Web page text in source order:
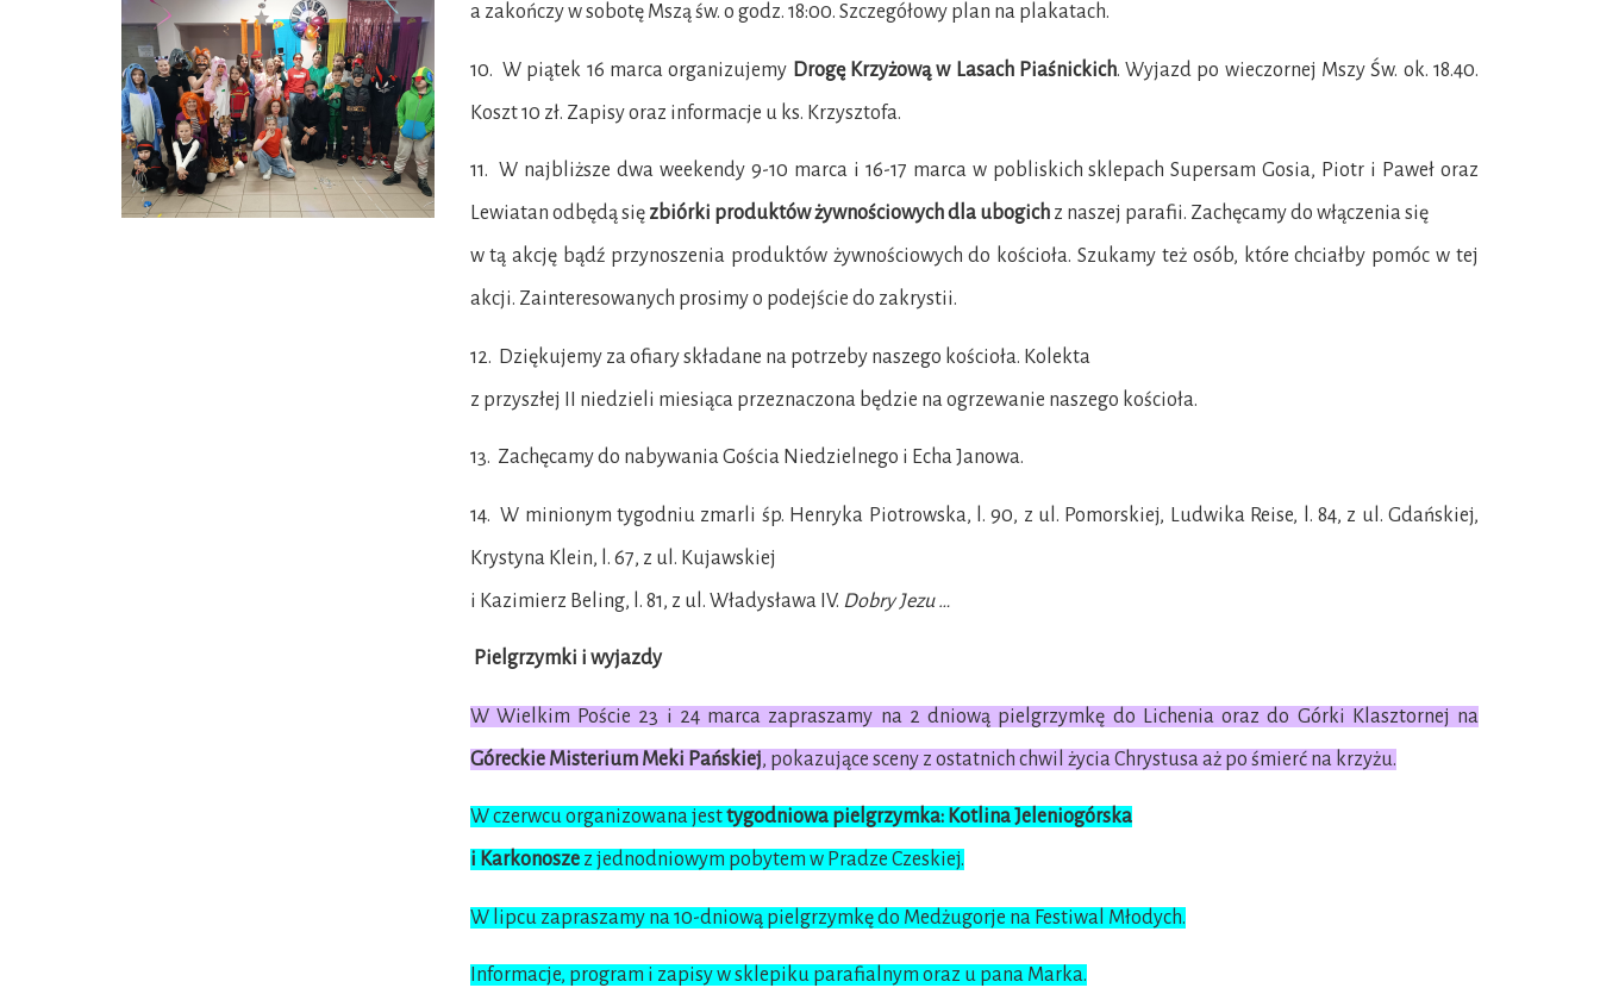
a zakończy w sobotę Mszą św. o godz. 18:00. Szczegółowy plan na plakatach.
10. W piątek 16 marca organizujemy Drogę Krzyżową w Lasach Piaśnickich. Wyjazd po wieczornej Mszy Św. ok. 18.40.
Koszt 10 zł. Zapisy oraz informacje u ks. Krzysztofa.
11. W najbliższe dwa weekendy 9-10 marca i 16-17 marca w pobliskich sklepach Supersam Gosia, Piotr i Paweł oraz
Lewiatan odbędą się zbiórki produktów żywnościowych dla ubogichz naszej parafii. Zachęcamy do włączenia się
w tą akcję bądź przynoszenia produktów żywnościowych do kościoła. Szukamy też osób, które chciałby pomóc w tej
akcji. Zainteresowanych prosimy o podejście do zakrystii.
12. Dziękujemy za ofiary składane na potrzeby naszego kościoła. Kolekta
z przyszłej II niedzieli miesiąca przeznaczona będzie na ogrzewanie naszego kościoła.
13. Zachęcamy do nabywania Gościa Niedzielnego i Echa Janowa.
14. W minionym tygodniu zmarli śp. Henryka Piotrowska, l. 90, z ul. Pomorskiej, Ludwika Reise, l. 84, z ul. Gdańskiej,
Krystyna Klein, l. 67, z ul. Kujawskiej
i Kazimierz Beling, l. 81, z ul. Władysława IV. Dobry Jezu …
Pielgrzymki i wyjazdy
W Wielkim Poście 23 i 24 marca zapraszamy na 2 dniową pielgrzymkę do Lichenia oraz do Górki Klasztornej na
Góreckie Misterium Meki Pańskiej, pokazujące sceny z ostatnich chwil życia Chrystusa aż po śmierć na krzyżu.
W czerwcu organizowana jesttygodniowa pielgrzymka: Kotlina Jeleniogórska
i Karkonoszez jednodniowym pobytem w Pradze Czeskiej.
W lipcu zapraszamy na 10-dniową pielgrzymkę do Medżugorje na Festiwal Młodych.
Informacje, program i zapisy w sklepiku parafialnym oraz u pana Marka.